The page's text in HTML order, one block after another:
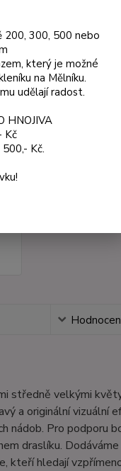
Dostupnost
Varianta
bez
středně velkými
a originální
nádob. Pro podporu
draslíku.
kteří hledají
300, 500 nebo
který je možné
na Mělníku.
udělají radost.
HNOJIVA
Kč
Kč.